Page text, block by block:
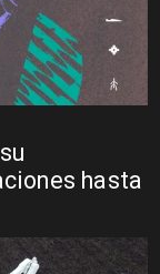
hasta